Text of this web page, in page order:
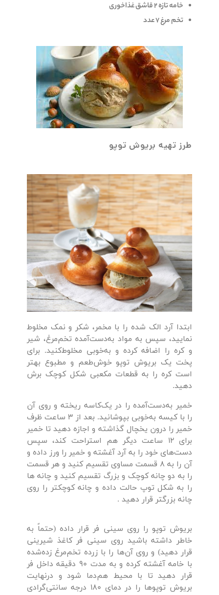
خامه تازه 2 قاشق غذاخوری
تخم مرغ 7 عدد
طرز تهیه بریوش توپو
ابتدا آرد الک شده را با مخمر، شکر و نمک مخلوط
نمایید، سپس به مواد به‌دست‌آمده تخم‌مرغ‌، شیر
و کره را اضافه کرده و به‌خوبی مخلوط‌کنید. برای
پخت یک بریوش توپو خوش‌طعم و مطبوع بهتر
است کره را به قطعات مکعبی شکل کوچک برش
دهید.
خمیر به‌دست‌آمده را در یک‌کاسه ریخته و روی آن
را با کیسه به‌خوبی بپوشانید. بعد از 3 ساعت ظرف
خمیر را درون یخچال گذاشته و اجازه دهید تا خمیر
برای 12 ساعت دیگر هم استراحت کند، سپس
دست‌های خود را به آرد آغشته و خمیر را ورز داده و
آن را به 8 قسمت مساوی تقسیم کنید و هر قسمت
را به دو چانه کوچک و بزرگ تقسیم کنید و چانه ها
را به شکل توپ حالت داده و چانه کوچکتر را روی
چانه بزرگتر قرار دهید .
بریوش توپو را روی سینی فر قرار داده (حتماً به
خاطر داشته باشید روی سینی فر کاغذ شیرینی
قرار دهید) و روی آن‌ها را با زرده تخم‌مرغ زده‌شده
با خامه آغشته کرده و به مدت 90 دقیقه داخل فر
قرار دهید تا با محیط هم‌دما شود و درنهایت
بریوش توپوها را در دمای 180 درجه سانتی‌گرادی